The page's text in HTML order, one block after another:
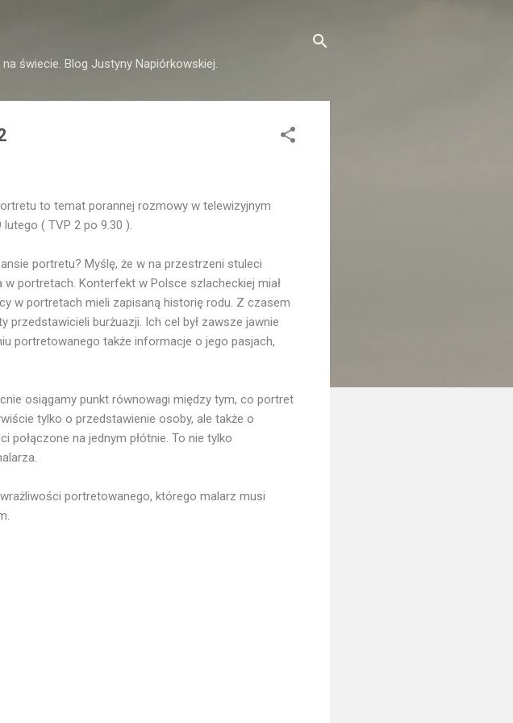
świecie. Blog Justyny Napiórkowskiej.
to temat porannej rozmowy w telewizyjnym
( TVP 2 po 9.30 ).
portretu? Myślę, że w na przestrzeni stuleci
portretach. Konterfekt w Polsce szlacheckiej miał
w portretach mieli zapisaną historię rodu. Z czasem
przedstawicieli burżuazji. Ich cel był zawsze jawnie
portretowanego także informacje o jego pasjach,
osiągamy punkt równowagi między tym, co portret
tylko o przedstawienie osoby, ale także o
na jednym płótnie. To nie tylko
portretowanego, którego malarz musi